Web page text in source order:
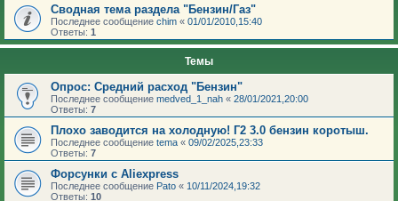
Сводная тема раздела "Бензин/Газ"
Последнее сообщение chim « 01/01/2010,15:40
Ответы: 1
Темы
Опрос: Средний расход "Бензин"
Последнее сообщение medved_1_nah « 28/01/2021,20:00
Ответы: 7
Плохо заводится на холодную! Г2 3.0 бензин коротыш.
Последнее сообщение tema « 09/02/2025,23:33
Ответы: 7
Форсунки с Aliexpress
Последнее сообщение Pato « 10/11/2024,19:32
Ответы: 10